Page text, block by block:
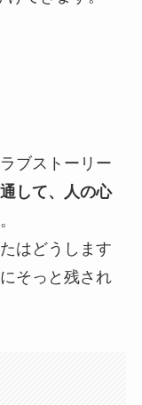
ブストーリー
して、人の心
はどうします
そっと残され